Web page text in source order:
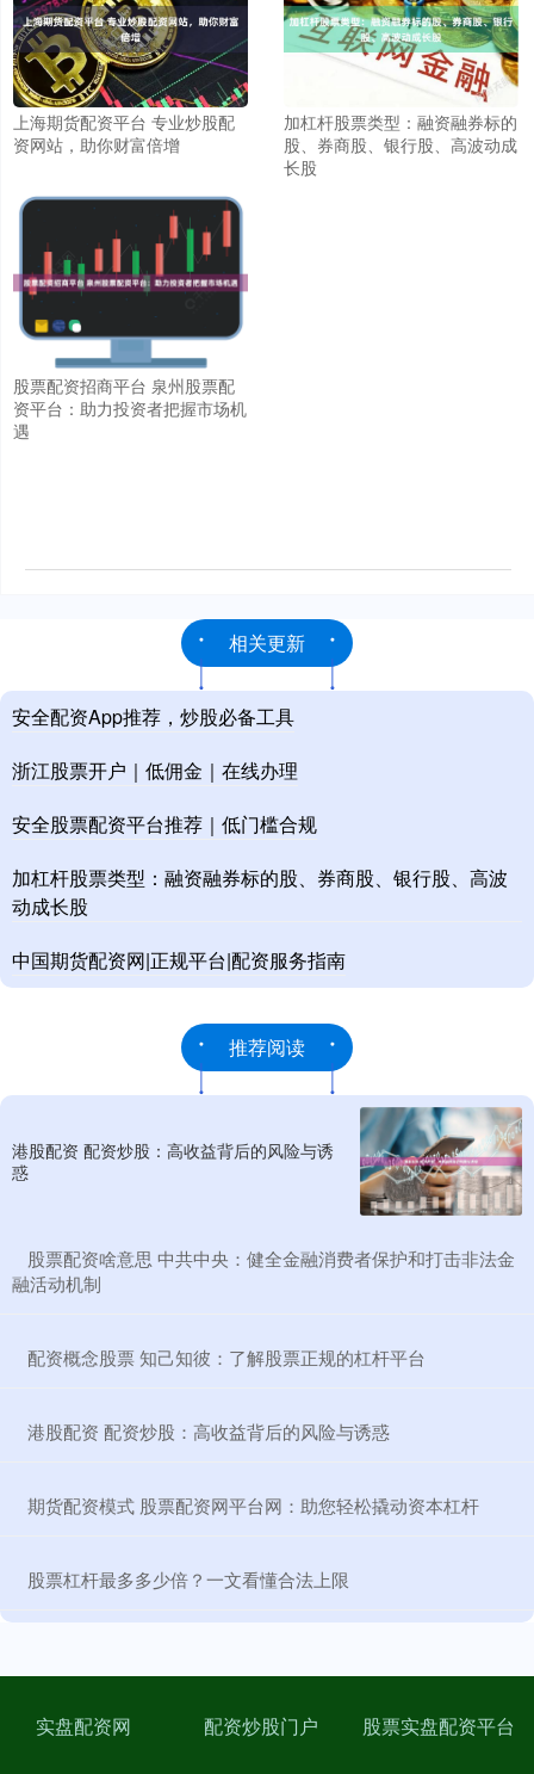
上海期货配资平台 专业炒股配
资网站，助你财富倍增
加杠杆股票类型：融资融券标的
股、券商股、银行股、高波动成
长股
股票配资招商平台 泉州股票配
资平台：助力投资者把握市场机
遇
相关更新
安全配资App推荐，炒股必备工具
浙江股票开户｜低佣金｜在线办理
安全股票配资平台推荐｜低门槛合规
加杠杆股票类型：融资融券标的股、券商股、银行股、高波
动成长股
中国期货配资网|正规平台|配资服务指南
推荐阅读
港股配资 配资炒股：高收益背后的风险与诱
惑
​股票配资啥意思 中共中央：健全金融消费者保护和打击非法金
融活动机制
​配资概念股票 知己知彼：了解股票正规的杠杆平台
​港股配资 配资炒股：高收益背后的风险与诱惑
​期货配资模式 股票配资网平台网：助您轻松撬动资本杠杆
​股票杠杆最多多少倍？一文看懂合法上限
实盘配资网 配资炒股门户 股票实盘配资平台